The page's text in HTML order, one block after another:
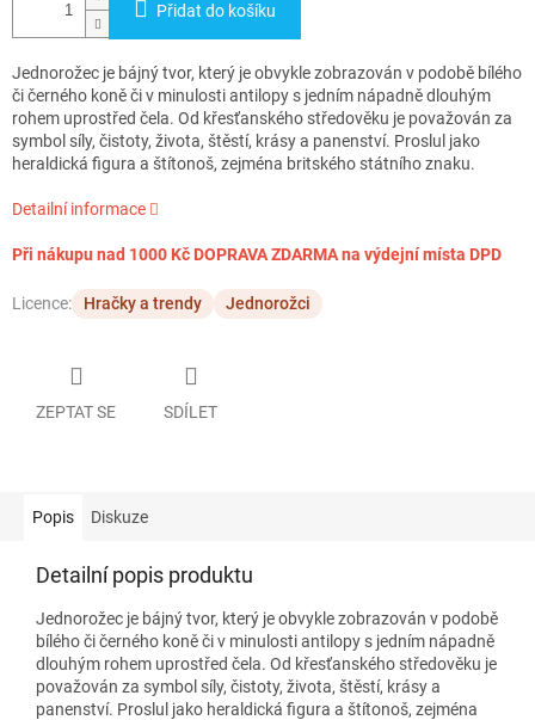
Přidat do košíku
Jednorožec je bájný tvor, který je obvykle zobrazován v podobě bílého
či černého koně či v minulosti antilopy s jedním nápadně dlouhým
rohem uprostřed čela. Od křesťanského středověku je považován za
symbol síly, čistoty, života, štěstí, krásy a panenství. Proslul jako
heraldická figura a štítonoš, zejména britského státního znaku.
Detailní informace
Při nákupu nad 1000 Kč DOPRAVA ZDARMA na výdejní místa DPD
Licence: Hračky a trendy Jednorožci
ZEPTAT SE SDÍLET
Popis Diskuze
Detailní popis produktu
Jednorožec je bájný tvor, který je obvykle zobrazován v podobě
bílého či černého koně či v minulosti antilopy s jedním nápadně
dlouhým rohem uprostřed čela. Od křesťanského středověku je
považován za symbol síly, čistoty, života, štěstí, krásy a
panenství. Proslul jako heraldická figura a štítonoš, zejména